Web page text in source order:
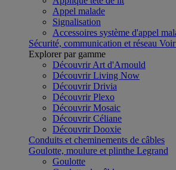
Appel malade
Signalisation
Accessoires système d'appel
Sécurité, communication et réseau
Explorer par gamme
Découvrir Art d'Arnould
Découvrir Living Now
Découvrir Drivia
Découvrir Plexo
Découvrir Mosaic
Découvrir Céliane
Découvrir Dooxie
Conduits et cheminements de câbles
Goulotte, moulure et plinthe Legrand
Goulotte